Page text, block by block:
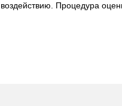
воздействию. Процедура